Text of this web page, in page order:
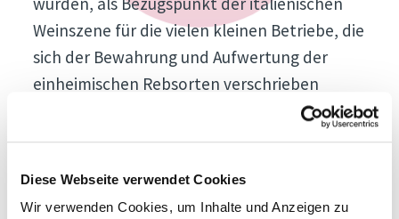
Diese Webseite verwendet Cookies
Wir verwenden Cookies, um Inhalte und Anzeigen zu
Weinszene für die vielen kleinen Betriebe, die
sich der Bewahrung und Aufwertung der
einheimischen Rebsorten verschrieben
Alle Gewinner
Bester Schaumwein
Cantina Colognola Tenuta Musone,